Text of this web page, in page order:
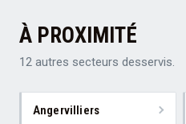
À PROXIMITÉ
12 autres secteurs desservis.
Angervilliers